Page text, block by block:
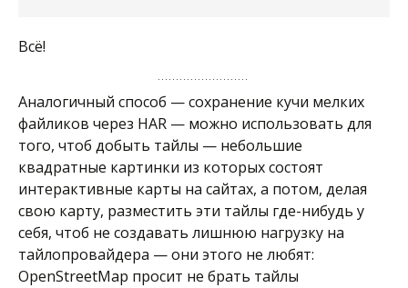
Всё!
Аналогичный способ — сохранение кучи мелких
файликов через HAR — можно использовать для
того, чтоб добыть тайлы — небольшие
квадратные картинки из которых состоят
интерактивные карты на сайтах, а потом, делая
свою карту, разместить эти тайлы где-нибудь у
себя, чтоб не создавать лишнюю нагрузку на
тайлопровайдера — они этого не любят:
OpenStreetMap просит не брать тайлы